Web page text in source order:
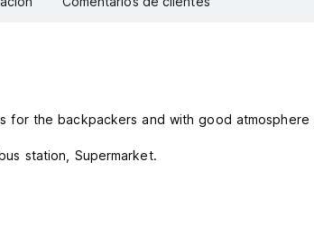
for the backpackers and with good atmosphere
bus station, Supermarket.